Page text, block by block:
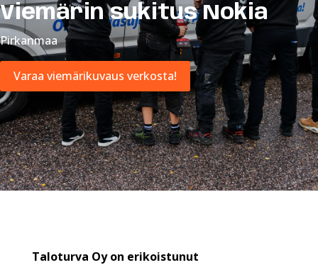
Viemärin sukitus Nokia
Pirkanmaa
Varaa viemärikuvaus verkosta!
Taloturva Oy on erikoistunut